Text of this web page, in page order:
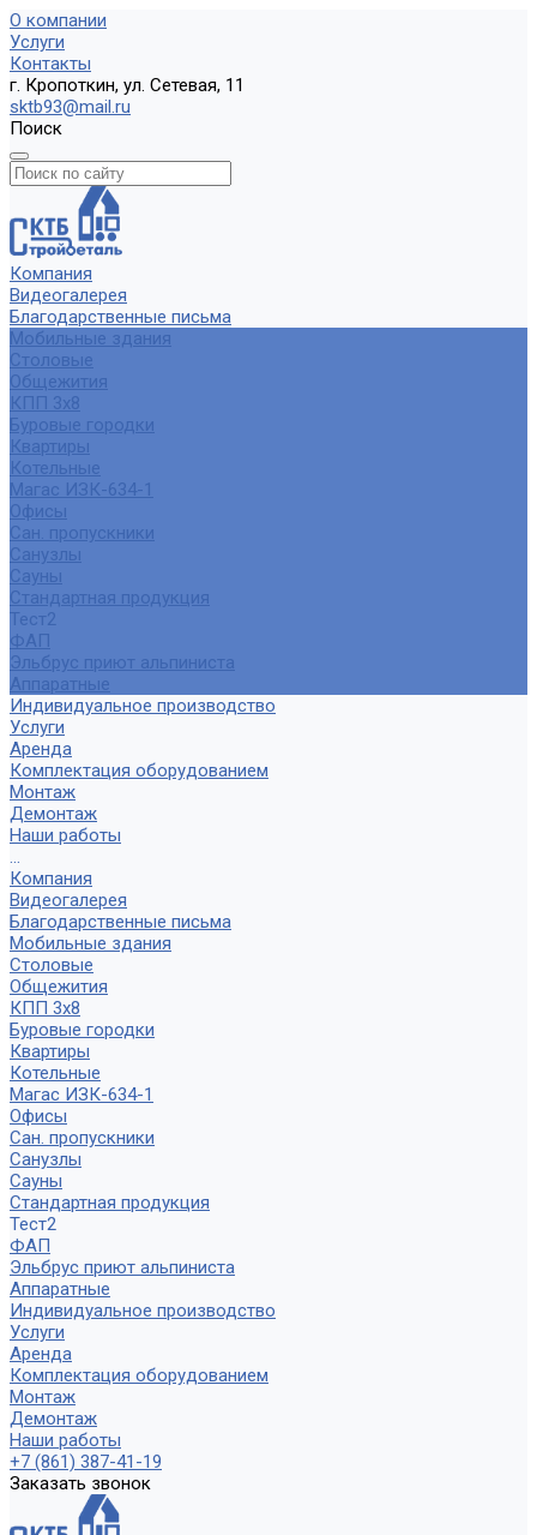
О компании
Услуги
Контакты
г. Кропоткин, ул. Сетевая, 11
sktb93@mail.ru
Поиск
Компания
Видеогалерея
Благодарственные письма
Мобильные здания
Столовые
Общежития
КПП 3х8
Буровые городки
Квартиры
Котельные
Магас ИЗК-634-1
Офисы
Сан. пропускники
Санузлы
Сауны
Стандартная продукция
Тест2
ФАП
Эльбрус приют альпиниста
Аппаратные
Индивидуальное производство
Услуги
Аренда
Комплектация оборудованием
Монтаж
Демонтаж
Наши работы
...
Компания
Видеогалерея
Благодарственные письма
Мобильные здания
Столовые
Общежития
КПП 3х8
Буровые городки
Квартиры
Котельные
Магас ИЗК-634-1
Офисы
Сан. пропускники
Санузлы
Сауны
Стандартная продукция
Тест2
ФАП
Эльбрус приют альпиниста
Аппаратные
Индивидуальное производство
Услуги
Аренда
Комплектация оборудованием
Монтаж
Демонтаж
Наши работы
+7 (861) 387-41-19
Заказать звонок